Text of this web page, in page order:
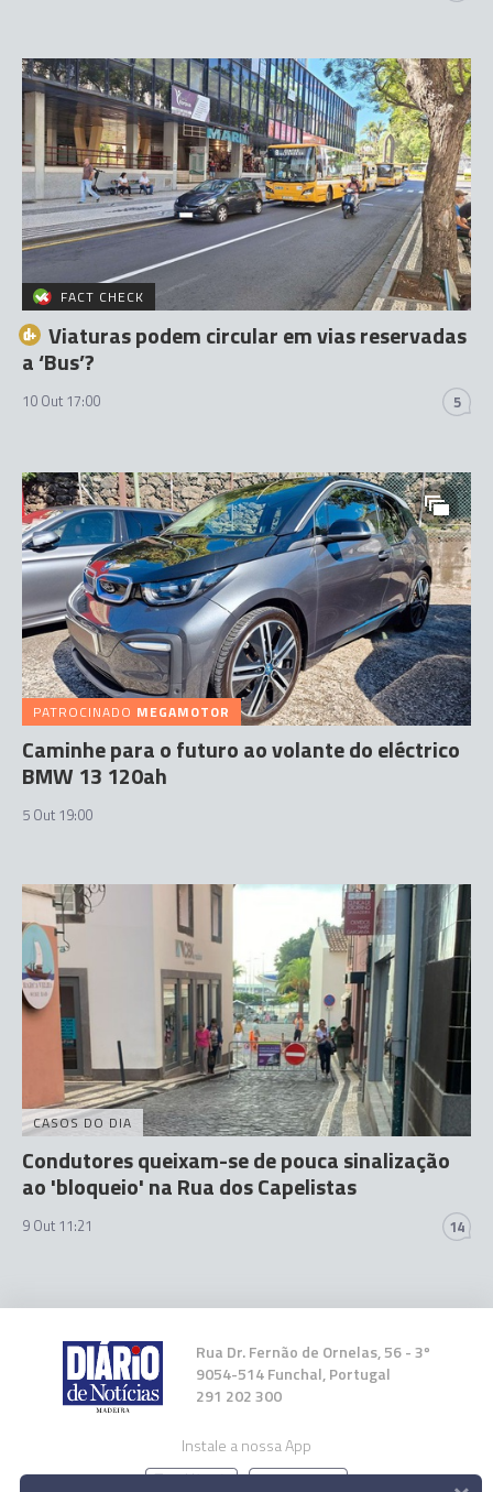
FACT CHECK
Viaturas podem circular em vias reservadas
a ‘Bus’?
10 Out 17:00 5
PATROCINADO MEGAMOTOR
Caminhe para o futuro ao volante do eléctrico
BMW 13 120ah
5 Out 19:00
CASOS DO DIA
Condutores queixam-se de pouca sinalização
ao 'bloqueio' na Rua dos Capelistas
9 Out 11:21 14
Rua Dr. Fernão de Ornelas, 56 - 3º
9054-514 Funchal, Portugal
291 202 300
Instale a nossa App